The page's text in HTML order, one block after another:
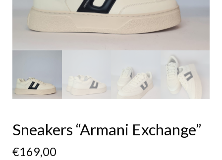
Sneakers “Armani Exchange”
€169,00